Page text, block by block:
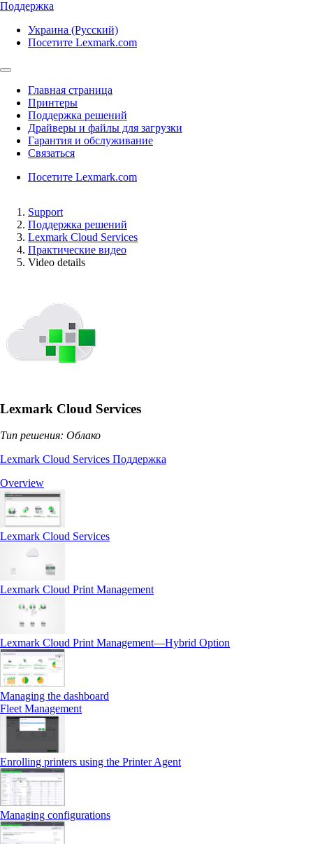
Поддержка
Украина (Русский)
Посетите Lexmark.com
Главная страница
Принтеры
Поддержка решений
Драйверы и файлы для загрузки
Гарантия и обслуживание
Связаться
Посетите Lexmark.com
Support
Поддержка решений
Lexmark Cloud Services
Практические видео
Video details
Lexmark Cloud Services
Тип решения: Облако
Lexmark Cloud Services Поддержка
Overview
Lexmark Cloud Services
Lexmark Cloud Print Management
Lexmark Cloud Print Management—Hybrid Option
Managing the dashboard
Fleet Management
Enrolling printers using the Printer Agent
Managing configurations